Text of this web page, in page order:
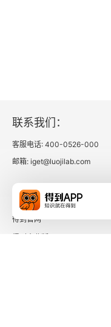
联系我们：
客服电话: 400-0526-000
邮箱: iget@luojilab.com
相关链接：
得到官网